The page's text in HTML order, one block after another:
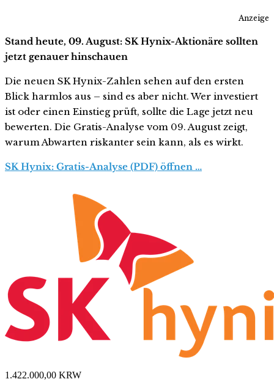
Anzeige
Stand heute, 09. August: SK Hynix-Aktionäre sollten
jetzt genauer hinschauen
Die neuen SK Hynix-Zahlen sehen auf den ersten
Blick harmlos aus – sind es aber nicht. Wer investiert
ist oder einen Einstieg prüft, sollte die Lage jetzt neu
bewerten. Die Gratis-Analyse vom 09. August zeigt,
warum Abwarten riskanter sein kann, als es wirkt.
SK Hynix: Gratis-Analyse (PDF) öffnen …
1.422.000,00 KRW